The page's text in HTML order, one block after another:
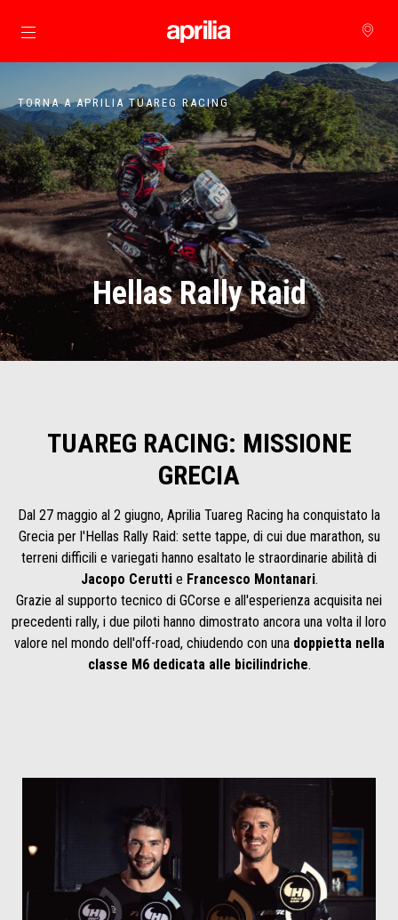
Vai al contenuto principale
TORNA A APRILIA TUAREG RACING
Hellas Rally Raid
TUAREG RACING: MISSIONE
GRECIA
Dal 27 maggio al 2 giugno, Aprilia Tuareg Racing ha conquistato la
Grecia per l'Hellas Rally Raid: sette tappe, di cui due marathon, su
terreni difficili e variegati hanno esaltato le straordinarie abilità di
Jacopo Ceruttie Francesco Montanari.
Grazie al supporto tecnico di GCorse e all'esperienza acquisita nei
precedenti rally, i due piloti hanno dimostrato ancora una volta il loro
valore nel mondo dell'off-road, chiudendo con una doppietta nella
classe M6 dedicata alle bicilindriche.